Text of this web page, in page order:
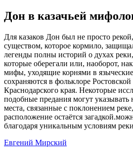
Дон в казачьей
Для казаков Дон был не просто
существом, которое кормило,
легенды полны историй о духах
которые оберегали или, наоборот,
мифы, уходящие корнями в
сохраняются в фольклоре Ростовской
Краснодарского края. Некоторые
подобные предания могут указывать
места, связанные с поклонением
расположение остаётся загадкой.
благодаря уникальным условиям
Евгений Мирский